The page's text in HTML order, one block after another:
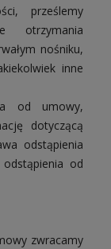
prześlemy
otrzymania
nośniku,
inne
od umowy,
dotyczącą
odstąpienia
od
zwracamy